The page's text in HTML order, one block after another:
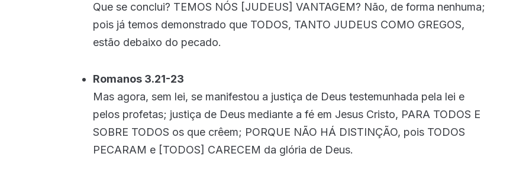
Que se conclui? TEMOS NÓS [JUDEUS] VANTAGEM? Não, de forma nenhuma;
pois já temos demonstrado que TODOS, TANTO JUDEUS COMO GREGOS,
estão debaixo do pecado.
Romanos 3.21-23
Mas agora, sem lei, se manifestou a justiça de Deus testemunhada pela lei e
pelos profetas; justiça de Deus mediante a fé em Jesus Cristo, PARA TODOS E
SOBRE TODOS os que crêem; PORQUE NÃO HÁ DISTINÇÃO, pois TODOS
PECARAM e [TODOS] CARECEM da glória de Deus.